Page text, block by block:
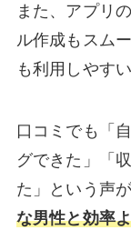
また、アプリ
ル作成もスム
も利用しやすい
口コミでも「
グできた」「
た」という声
な男性と効率